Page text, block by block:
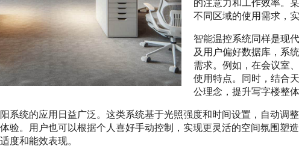
的注意力和工作效率。
不同区域的使用需求，
智能温控系统同样是现
及用户偏好数据库，系
需求。例如，在会议室
使用特点。同时，结合
公理念，提升写字楼整
系统的应用日益广泛。这类系统基于光照强度和时间设置，自动调
验。用户也可以根据个人喜好手动控制，实现更灵活的空间氛围塑
度和能效表现。